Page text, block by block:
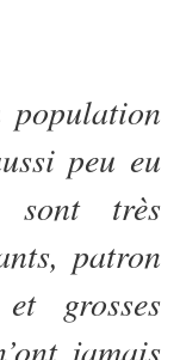
peu eu
sont très
patron
grosses
jamais